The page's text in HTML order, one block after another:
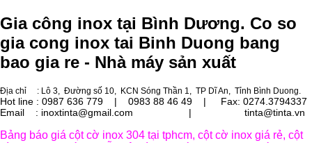
Gia công inox tại Bình Dương. Co so
gia cong inox tai Binh Duong bang
bao gia re - Nhà máy sản xuất
Địa chỉ : Lô 3, Đường số 10, KCN Sóng Thần 1, TP Dĩ An, Tỉnh Bình Duong.
Hot line : 0987 636 779 | 0983 88 46 49 |
Fax: 0274.3794337
Email : inoxtinta@gmail.com | tinta@tinta.vn
Bảng báo giá cột cờ inox 304 tại tphcm, cột cờ inox giá rẻ, cột